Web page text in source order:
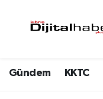
Gündem KKTC
Trafik Durumu